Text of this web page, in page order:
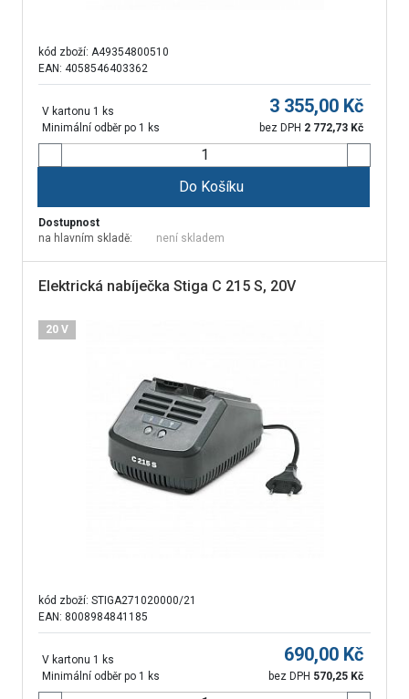
kód zboží: A49354800510
EAN: 4058546403362
V kartonu 1 ks
Minimální odběr po 1 ks
3 355,00 Kč
bez DPH 2 772,73 Kč
Do Košíku
Dostupnost
na hlavním skladě:
není skladem
Elektrická nabíječka Stiga C 215 S, 20V
20 V
kód zboží: STIGA271020000/21
EAN: 8008984841185
V kartonu 1 ks
Minimální odběr po 1 ks
690,00 Kč
bez DPH 570,25 Kč